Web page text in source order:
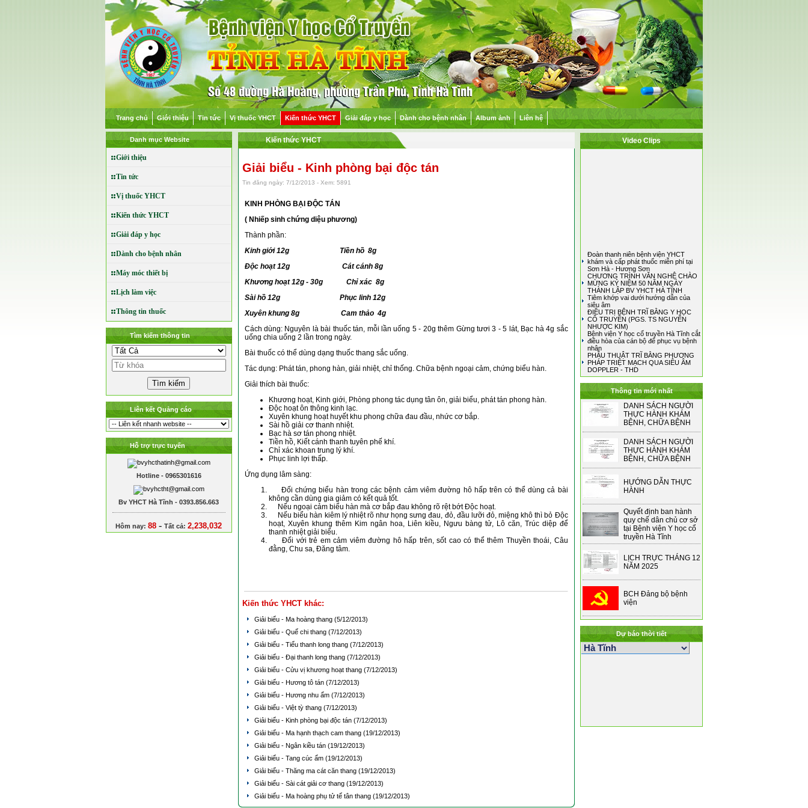
Trang chủ Giới thiệu Tin tức Vị thuốc YHCT Kiến thức YHCT Giải đáp y học Dành cho bệnh nhân Album ảnh Liên hệ
Danh mục Website
Giới thiệu
Tin tức
Vị thuốc YHCT
Kiến thức YHCT
Giải đáp y học
Dành cho bệnh nhân
Máy móc thiết bị
Lịch làm việc
Thông tin thuốc
Tìm kiếm thông tin
Liên kết Quảng cáo
Hỗ trợ trực tuyến
Hotline - 0965301616
Bv YHCT Hà Tĩnh - 0393.856.663
Hôm nay: 88 - Tất cả: 2,238,032
Kiến thức YHCT
Giải biểu - Kinh phòng bại độc tán
Tin đăng ngày: 7/12/2013 - Xem: 5891
KINH PHÒNG BẠI ĐỘC TÁN
( Nhiếp sinh chứng diệu phương)
Thành phần:
Kinh giới 12g Tiền hồ 8g
Độc hoạt 12g Cát cánh 8g
Khương hoạt 12g - 30g Chỉ xác 8g
Sài hồ 12g Phục linh 12g
Xuyên khung 8g Cam thảo 4g
Cách dùng: Nguyên là bài thuốc tán, mỗi lần uống 5 - 20g thêm Gừng tươi 3 - 5 lát, Bạc hà 4g sắc
uống chia uống 2 lần trong ngày.
Bài thuốc có thể dùng dạng thuốc thang sắc uống.
Tác dụng: Phát tán, phong hàn, giải nhiệt, chỉ thống. Chữa bệnh ngoại cảm, chứng biểu hàn.
Giải thích bài thuốc:
Khương hoạt, Kinh giới, Phòng phong tác dụng tân ôn, giải biểu, phát tán phong hàn.
Độc hoạt ôn thông kinh lạc.
Xuyên khung hoạt huyết khu phong chữa đau đầu, nhức cơ bắp.
Sài hồ giải cơ thanh nhiệt.
Bạc hà sơ tán phong nhiệt.
Tiền hồ, Kiết cánh thanh tuyên phế khí.
Chỉ xác khoan trung lý khí.
Phục linh lợi thấp.
Ứng dụng lâm sàng:
Đối chứng biểu hàn trong các bệnh cảm viêm đường hô hấp trên có thể dùng cả bài
không cần dùng gia giảm có kết quả tốt.
Nếu ngoại cảm biểu hàn mà cơ bắp đau không rõ rệt bớt Độc hoạt.
Nếu biểu hàn kiêm lý nhiệt rõ như họng sưng đau, đỏ, đầu lưỡi đỏ, miệng khô thì bỏ Độc
hoạt, Xuyên khung thêm Kim ngân hoa, Liên kiều, Ngưu bàng tử, Lô căn, Trúc diệp để
thanh nhiệt giải biểu.
Đối với trẻ em cảm viêm đường hô hấp trên, sốt cao có thể thêm Thuyền thoái, Câu
đằng, Chu sa, Đăng tâm.
Kiến thức YHCT khác:
Giải biểu - Ma hoàng thang (5/12/2013)
Giải biểu - Quế chi thang (7/12/2013)
Giải biểu - Tiểu thanh long thang (7/12/2013)
Giải biểu - Đại thanh long thang (7/12/2013)
Giải biểu - Cửu vị khương hoạt thang (7/12/2013)
Giải biểu - Hương tô tán (7/12/2013)
Giải biểu - Hương nhu ẩm (7/12/2013)
Giải biểu - Việt tỳ thang (7/12/2013)
Giải biểu - Kinh phòng bại độc tán (7/12/2013)
Giải biểu - Ma hạnh thạch cam thang (19/12/2013)
Giải biểu - Ngân kiều tán (19/12/2013)
Giải biểu - Tang cúc ẩm (19/12/2013)
Giải biểu - Thăng ma cát căn thang (19/12/2013)
Giải biểu - Sài cát giải cơ thang (19/12/2013)
Giải biểu - Ma hoàng phụ tử tế tân thang (19/12/2013)
Video Clips
Đoàn thanh niên bệnh viện YHCT
khám và cấp phát thuốc miễn phí tại
Sơn Hà - Hương Sơn
CHƯƠNG TRÌNH VĂN NGHỆ CHÀO
MỪNG KỶ NIỆM 50 NĂM NGÀY
THÀNH LẬP BV YHCT HÀ TĨNH
Tiêm khớp vai dưới hướng dẫn của
siêu âm
ĐIỀU TRỊ BỆNH TRĨ BẰNG Y HỌC
CỔ TRUYỀN (PGS. TS NGUYỄN
NHƯỢC KIM)
Bệnh viện Y học cổ truyền Hà Tĩnh cắt
điều hòa của cán bộ để phục vụ bệnh
nhân
PHẪU THUẬT TRĨ BẰNG PHƯƠNG
PHÁP TRIỆT MẠCH QUA SIÊU ÂM
DOPPLER - THD
Thông tin mới nhất
DANH SÁCH NGƯỜI
THỰC HÀNH KHÁM
BỆNH, CHỮA BỆNH
DANH SÁCH NGƯỜI
THỰC HÀNH KHÁM
BỆNH, CHỮA BỆNH
HƯỚNG DẪN THỰC
HÀNH
Quyết định ban hành
quy chế dân chủ cơ sở
tại Bệnh viện Y học cổ
truyền Hà Tĩnh
LỊCH TRỰC THÁNG 12
NĂM 2025
BCH Đảng bộ bệnh
viện
Dự báo thời tiết